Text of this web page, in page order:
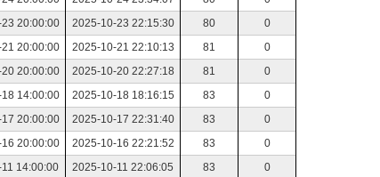
20:00:00 2025-10-23 22:15:30 80
0
20:00:00 2025-10-21 22:10:13 81
0
20:00:00 2025-10-20 22:27:18 81
0
14:00:00 2025-10-18 18:16:15 83
0
20:00:00 2025-10-17 22:31:40 83
0
20:00:00 2025-10-16 22:21:52 83
0
14:00:00 2025-10-11 22:06:05 83
0